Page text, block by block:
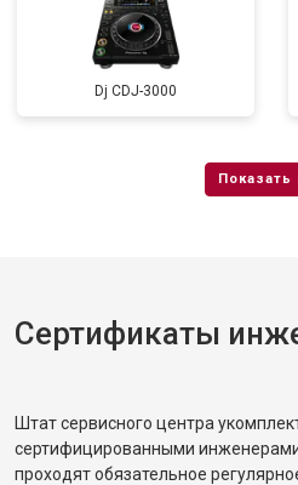
Dj CDJ-3000
Сертификаты
Штат сервисного центра
сертифицированными
проходят обязательное